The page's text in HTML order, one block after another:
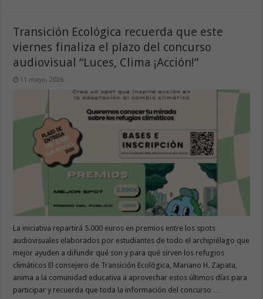
Transición Ecológica recuerda que este
viernes finaliza el plazo del concurso
audiovisual “Luces, Clima ¡Acción!”
11 mayo, 2026
La iniciativa repartirá 5.000 euros en premios entre los spots
audiovisuales elaborados por estudiantes de todo el archipiélago que
mejor ayuden a difundir qué son y para qué sirven los refugios
climáticos El consejero de Transición Ecológica, Mariano H. Zapata,
anima a la comunidad educativa a aprovechar estos últimos días para
participar y recuerda que toda la información del concurso …